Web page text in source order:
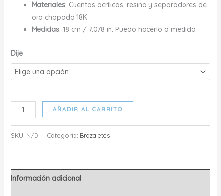
$27.00
$32.00
Materiales: Cuentas acrílicas, resina y separadores de
oro chapado 18K
Medidas: 18 cm / 7.078 in. Puedo hacerlo a medida
Dije
HYDRA
-
BRAZALETE
AÑADIR AL CARRITO
SKU: N/D Categoría: Brazaletes
Información adicional